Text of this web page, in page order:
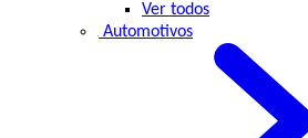
Ver todos
Automotivos